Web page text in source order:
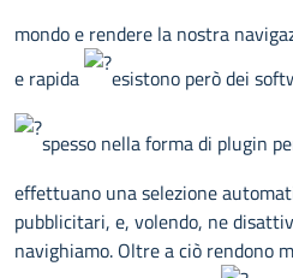
mondo e rendere la nostra
e rapida
esistono però dei
spesso nella forma di plugin
effettuano una selezione
pubblicitari, e, volendo, ne
navighiamo. Oltre a ciò rendono